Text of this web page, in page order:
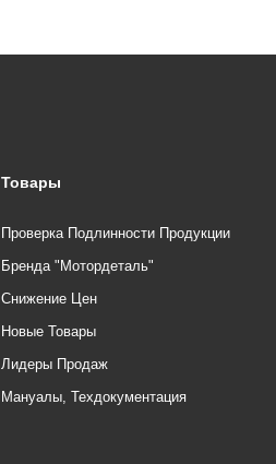
Товары
Проверка Подлинности Продукции
Бренда "Мотордеталь"
Снижение Цен
Новые Товары
Лидеры Продаж
Мануалы, Техдокументация